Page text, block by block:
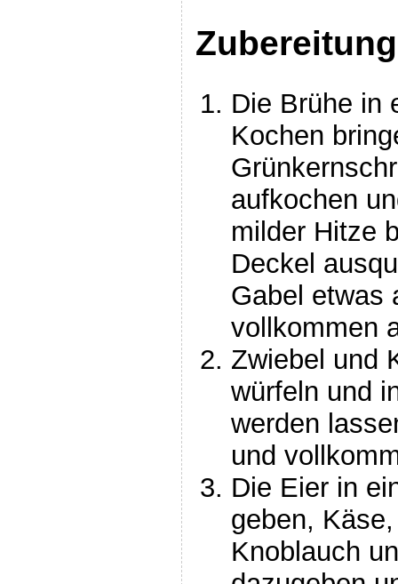
Die Brühe in
Kochen
aufkochen
milder Hitze
Deckel
Gabel etwas
vollkommen
Zwiebel und
würfeln und
werden
und
Die Eier in
geben,
Knoblauch